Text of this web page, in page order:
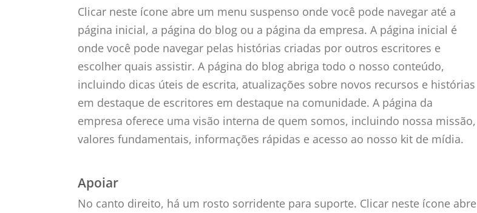
Clicar neste ícone abre um menu suspenso onde você pode navegar até a
página inicial, a página do blog ou a página da empresa. A página inicial é
onde você pode navegar pelas histórias criadas por outros escritores e
escolher quais assistir. A página do blog abriga todo o nosso conteúdo,
incluindo dicas úteis de escrita, atualizações sobre novos recursos e histórias
em destaque de escritores em destaque na comunidade. A página da
empresa oferece uma visão interna de quem somos, incluindo nossa missão,
valores fundamentais, informações rápidas e acesso ao nosso kit de mídia.
Apoiar
No canto direito, há um rosto sorridente para suporte. Clicar neste ícone abre